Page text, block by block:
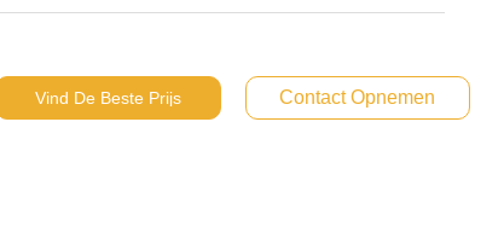
Vind De Beste Prijs Contact Opnemen